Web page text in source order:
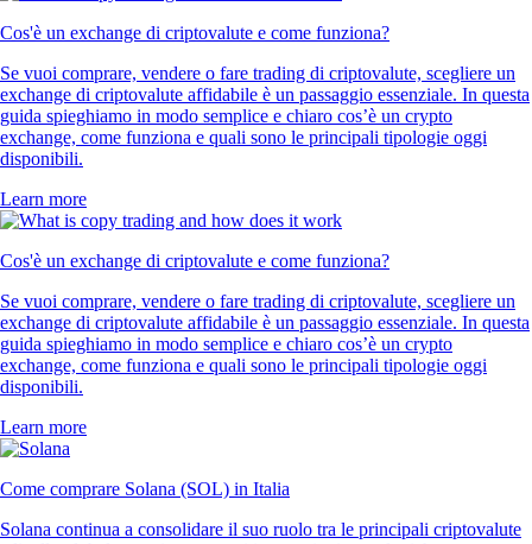
Cos'è un exchange di criptovalute e come funziona?
Se vuoi comprare, vendere o fare trading di criptovalute, scegliere un
exchange di criptovalute affidabile è un passaggio essenziale. In questa
guida spieghiamo in modo semplice e chiaro cos’è un crypto
exchange, come funziona e quali sono le principali tipologie oggi
disponibili.
Learn more
Cos'è un exchange di criptovalute e come funziona?
Se vuoi comprare, vendere o fare trading di criptovalute, scegliere un
exchange di criptovalute affidabile è un passaggio essenziale. In questa
guida spieghiamo in modo semplice e chiaro cos’è un crypto
exchange, come funziona e quali sono le principali tipologie oggi
disponibili.
Learn more
Come comprare Solana (SOL) in Italia
Solana continua a consolidare il suo ruolo tra le principali criptovalute